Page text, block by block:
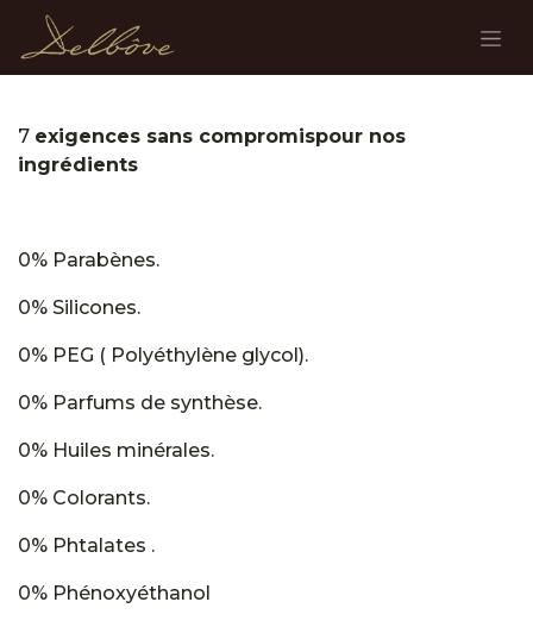
Se rendre au contenu
7 exigences sans compromispour nos
ingrédients
0% Parabènes.
0% Silicones.
0% PEG ( Polyéthylène glycol).
0% Parfums de synthèse.
0% Huiles minérales.
0% Colorants.
0% Phtalates .
0% Phénoxyéthanol